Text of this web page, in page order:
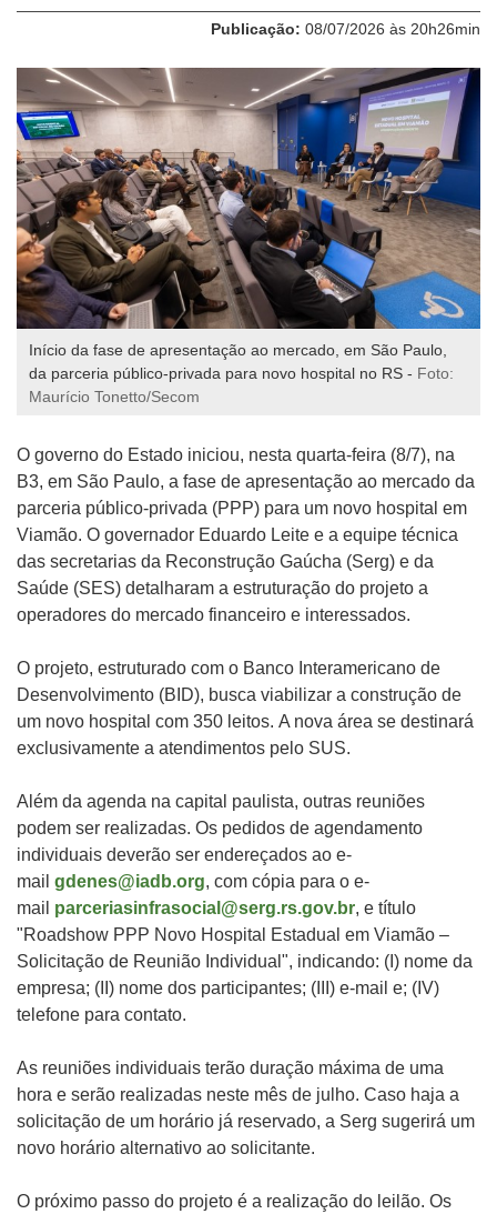
Publicação: 08/07/2026 às 20h26min
Início da fase de apresentação ao mercado, em São Paulo,
da parceria público-privada para novo hospital no RS - Foto:
Maurício Tonetto/Secom
O governo do Estado iniciou, nesta quarta-feira (8/7), na
B3, em São Paulo, a fase de apresentação ao mercado da
parceria público-privada (PPP) para um novo hospital em
Viamão. O governador Eduardo Leite e a equipe técnica
das secretarias da Reconstrução Gaúcha (Serg) e da
Saúde (SES) detalharam a estruturação do projeto a
operadores do mercado financeiro e interessados.
O projeto, estruturado com o Banco Interamericano de
Desenvolvimento (BID), busca viabilizar a construção de
um novo hospital com 350 leitos. A nova área se destinará
exclusivamente a atendimentos pelo SUS.
Além da agenda na capital paulista, outras reuniões
podem ser realizadas. Os pedidos de agendamento
individuais deverão ser endereçados ao e-
mail gdenes@iadb.org, com cópia para o e-
mail parceriasinfrasocial@serg.rs.gov.br, e título
"Roadshow PPP Novo Hospital Estadual em Viamão –
Solicitação de Reunião Individual", indicando: (I) nome da
empresa; (II) nome dos participantes; (III) e-mail e; (IV)
telefone para contato.
As reuniões individuais terão duração máxima de uma
hora e serão realizadas neste mês de julho. Caso haja a
solicitação de um horário já reservado, a Serg sugerirá um
novo horário alternativo ao solicitante.
O próximo passo do projeto é a realização do leilão. Os